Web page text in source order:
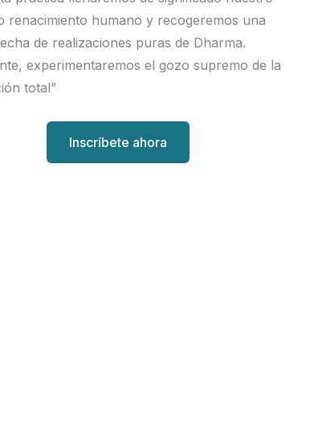
renacimiento humano y recogeremos una
de realizaciones puras de Dharma.
experimentaremos el gozo supremo de la
total”
Inscríbete ahora